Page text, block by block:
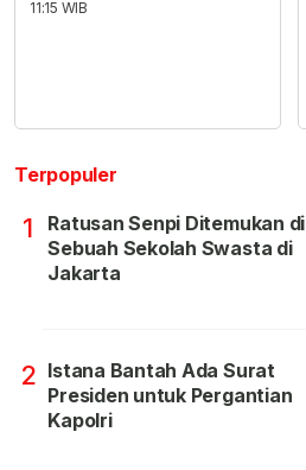
11:15 WIB
Terpopuler
1
Ratusan Senpi Ditemukan di
Sebuah Sekolah Swasta di
Jakarta
2 Istana Bantah Ada Surat
Presiden untuk Pergantian
Kapolri